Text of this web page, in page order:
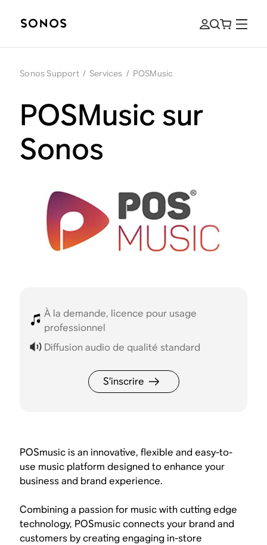
Sonos Support / Services / POSMusic
POSMusic sur
Sonos
À la demande, licence pour usage
professionnel
Diffusion audio de qualité standard
S’inscrire
POSmusic is an innovative, flexible and easy-to-
use music platform designed to enhance your
business and brand experience.
Combining a passion for music with cutting edge
technology, POSmusic connects your brand and
customers by creating engaging in-store